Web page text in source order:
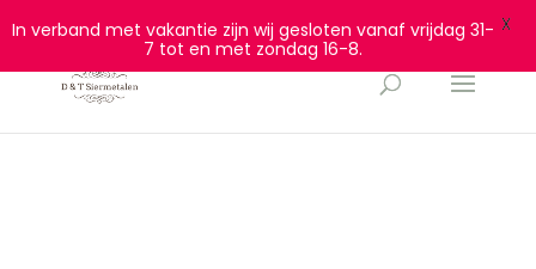
0628932940 info@dtsiermetalen.nl
In verband met vakantie zijn wij gesloten vanaf vrijdag 31-
7 tot en met zondag 16-8.
X